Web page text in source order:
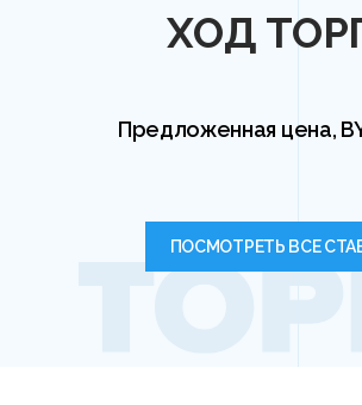
ХОД
Предложенная цена,
ПОСМОТРЕТЬ ВСЕ